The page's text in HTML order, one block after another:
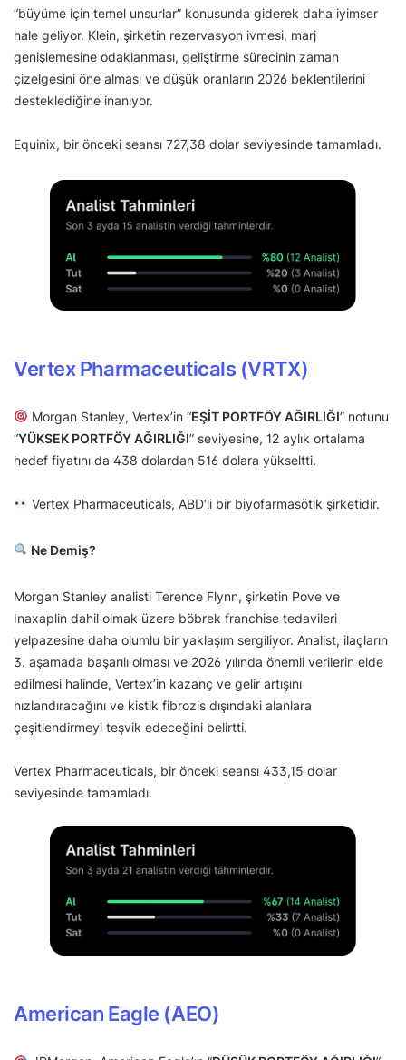
“büyüme için temel unsurlar” konusunda giderek daha iyimser
hale geliyor. Klein, şirketin rezervasyon ivmesi, marj
genişlemesine odaklanması, geliştirme sürecinin zaman
çizelgesini öne alması ve düşük oranların 2026 beklentilerini
desteklediğine inanıyor.
Equinix, bir önceki seansı 727,38 dolar seviyesinde tamamladı.
Vertex Pharmaceuticals (VRTX)
Morgan Stanley, Vertex’in “EŞİT PORTFÖY AĞIRLIĞI” notunu
“YÜKSEK PORTFÖY AĞIRLIĞI” seviyesine, 12 aylık ortalama
hedef fiyatını da 438 dolardan 516 dolara yükseltti.
Vertex Pharmaceuticals, ABD’li bir biyofarmasötik şirketidir.
Ne Demiş?
Morgan Stanley analisti Terence Flynn, şirketin Pove ve
Inaxaplin dahil olmak üzere böbrek franchise tedavileri
yelpazesine daha olumlu bir yaklaşım sergiliyor. Analist, ilaçların
3. aşamada başarılı olması ve 2026 yılında önemli verilerin elde
edilmesi halinde, Vertex’in kazanç ve gelir artışını
hızlandıracağını ve kistik fibrozis dışındaki alanlara
çeşitlendirmeyi teşvik edeceğini belirtti.
Vertex Pharmaceuticals, bir önceki seansı 433,15 dolar
seviyesinde tamamladı.
American Eagle (AEO)